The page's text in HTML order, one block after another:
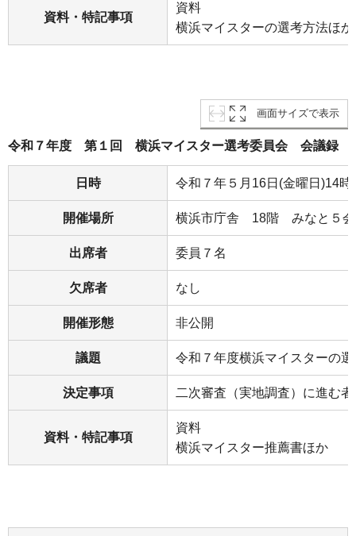
資料・特記事項
資料
横浜マイスターの選考方法ほか
画面サイズで表示
令和７年度 第１回 横浜マイスター選考委員会 会議録
日時 令和７年５月16日(金曜日)14
開催場所 横浜市庁舎 18階 みなと５会
出席者 委員７名
欠席者 なし
開催形態 非公開
議題 令和７年度横浜マイスターの
決定事項 二次審査（実地調査）に進む
資料・特記事項
資料
横浜マイスター推薦書ほか